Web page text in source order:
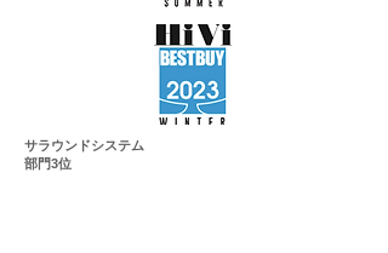
サラウンドシステム
部門3位